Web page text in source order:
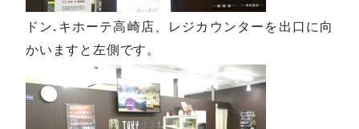
ドン.キホーテ高崎店、レジカウンターを出口に向
かいますと左側です。